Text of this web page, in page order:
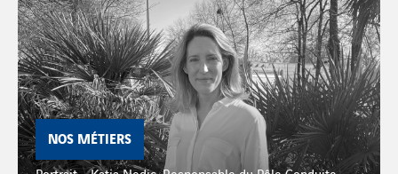
NOS MÉTIERS